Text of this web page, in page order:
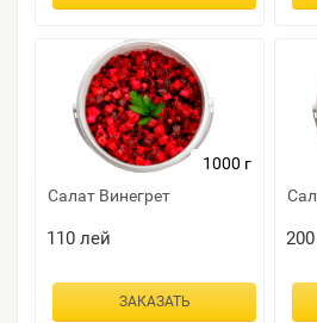
1000 г
Салат Винегрет
110лей
ЗАКАЗАТЬ